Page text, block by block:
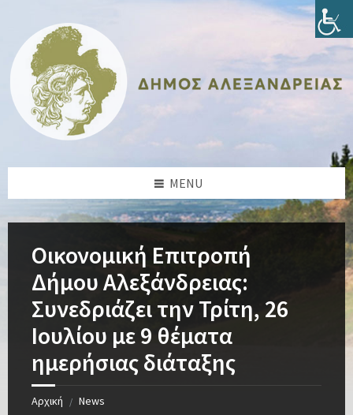
content
sidebar
sidebar
footer
MENU
Οικονομική Επιτροπή
Δήμου Αλεξάνδρειας:
Συνεδριάζει την Τρίτη, 26
Ιουλίου με 9 θέματα
ημερήσιας διάταξης
Αρχική / News